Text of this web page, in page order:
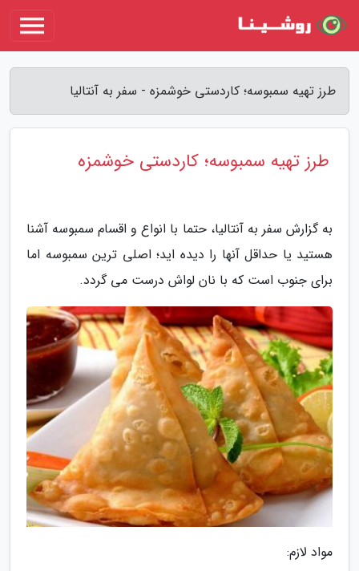
طرز تهیه سمبوسه؛ کاردستی خوشمزه - سفر به آنتالیا
طرز تهیه سمبوسه؛ کاردستی خوشمزه
به گزارش سفر به آنتالیا، حتما با انواع و اقسام سمبوسه آشنا
هستید یا حداقل آنها را دیده اید؛ اصلی ترین سمبوسه اما
برای جنوب است که با نان لواش درست می گردد.
مواد لازم: